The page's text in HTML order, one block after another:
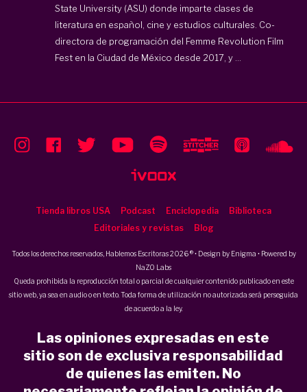
State University (ASU) donde imparte clases de
literatura en español, cine y estudios culturales. Co-
directora de programación del Femme Revolution Film
Fest en la Ciudad de México desde 2017, y ...
Tienda libros USA Podcast Enciclopedia
Biblioteca
Editoriales y revistas
Blog
Todos los derechos reservados, Hablemos Escritoras 2026 ® • Design by Enigma • Powered by
NaZO Labs
Queda prohibida la reproducción total o parcial de cualquier contenido publicado en este
sitio web, ya sea en audio o en texto. Toda forma de utilización no autorizada será perseguida
de acuerdo a la ley.
Las opiniones expresadas en este
sitio son de exclusiva responsabilidad
de quienes las emiten. No